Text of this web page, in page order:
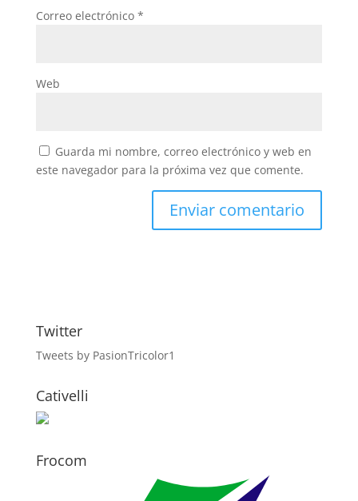
Correo electrónico *
Web
Guarda mi nombre, correo electrónico y web en
este navegador para la próxima vez que comente.
Twitter
Tweets by PasionTricolor1
Cativelli
Frocom